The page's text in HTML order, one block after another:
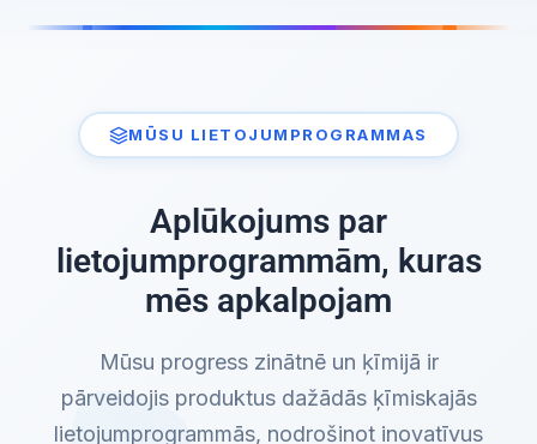
MŪSU LIETOJUMPROGRAMMAS
Aplūkojums par
lietojumprogrammām, kuras
mēs apkalpojam
Mūsu progress zinātnē un ķīmijā ir
pārveidojis produktus dažādās ķīmiskajās
lietojumprogrammās, nodrošinot inovatīvus